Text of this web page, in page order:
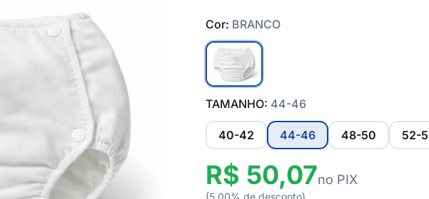
Cor: BRANCO
TAMANHO: 44-46
40-42 44-46 48-50 52-
R$ 50,07no PIX
(5,00% de desconto)